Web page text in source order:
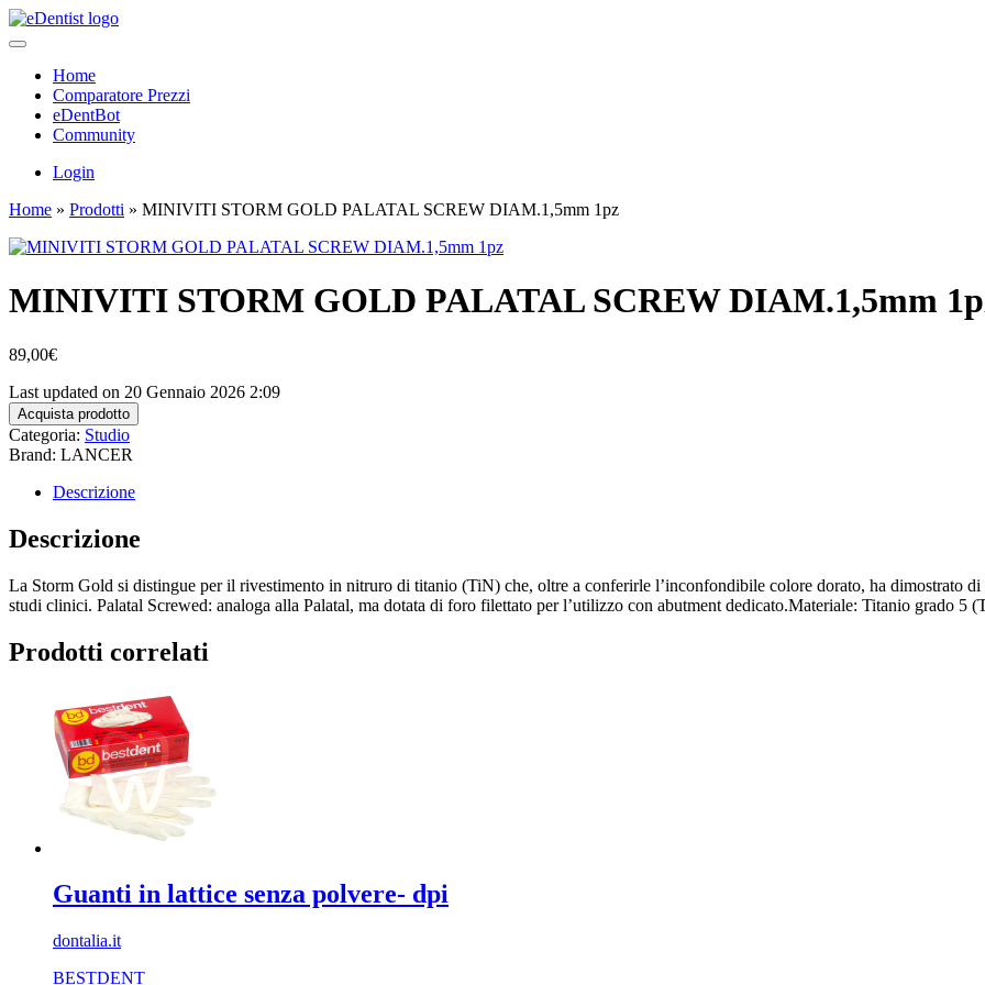
Home
Comparatore Prezzi
eDentBot
Community
Login
Home » Prodotti » MINIVITI STORM GOLD PALATAL SCREW DIAM.1,5mm 1pz
MINIVITI STORM GOLD PALATAL SCREW DIAM.1,5mm
89,00€
Last updated on 20 Gennaio 2026 2:09
Acquista prodotto
Categoria: Studio
Brand: LANCER
Descrizione
Descrizione
La Storm Gold si distingue per il rivestimento in nitruro di titanio (TiN) che, oltre a conferirle l’inconfondibile colore dorato, ha dimostrato di
studi clinici. Palatal Screwed: analoga alla Palatal, ma dotata di foro filettato per l’utilizzo con abutment dedicato.Materiale: Titanio grado
Prodotti correlati
Guanti in lattice senza polvere- dpi
dontalia.it
BESTDENT